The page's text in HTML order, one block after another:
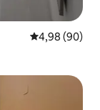
4,98 de uma
4,98 (90)